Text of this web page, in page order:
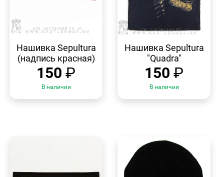
ПРОСМОТР
Нашивка Sepultura
(надпись красная)
150 ₽
В наличии
ПРОСМОТР
Нашивка Sepultura
"Quadra"
150 ₽
В наличии